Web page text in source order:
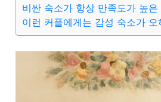
비싼 숙소가 항상 만족도가 높
이런 커플에게는 감성 숙소가